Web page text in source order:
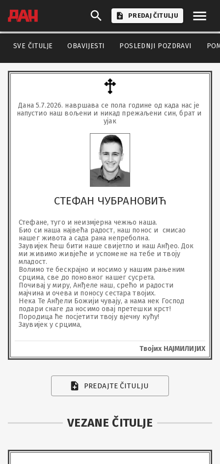
PREDAJ ČITULJU
SVE ČITULJE OBAVIJESTI POSLEDNJI POZDRAVI
Дана 5.7.2026. навршава се пола године од када нас је
напустио наш вољени и никад прежаљени син, брат и
ујак
СТЕФАН ЧУБРАНОВИЋ
Стефане, туго и неизмјерна чежњо наша.
Био си наша највећа радост, наш понос и  смисао
нашег живота а сада рана непреболна.
Заувијек ћеш бити наше свијетло и наш Анђео. Док
ми живимо живјеће и успомене на тебе и твоју
младост.
Волимо те бескрајно и носимо у нашим рањеним
срцима, све до поновног нашег сусрета.
Почивај у миру, Анђеле наш, срећо и радости
мајчина и очева и поносу сестара твојих.
Нека Те Анђели Божији чувају, а нама нек Господ
подари снаге да носимо овај претешки крст!
Породица ће посјетити твоју вјечну кућу!
Заувијек у срцима,
Твојих НАЈМИЛИЈИХ
PREDAJTE ČITULJU
VEZANE ČITULJE